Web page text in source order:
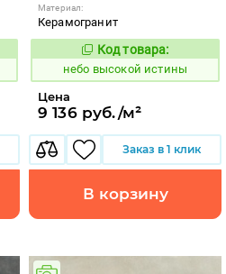
Материал:
Керамогранит
1111411
Код товара:
небо высокой истины
Цена
9 136 руб./м²
Заказ в 1 клик
В корзину